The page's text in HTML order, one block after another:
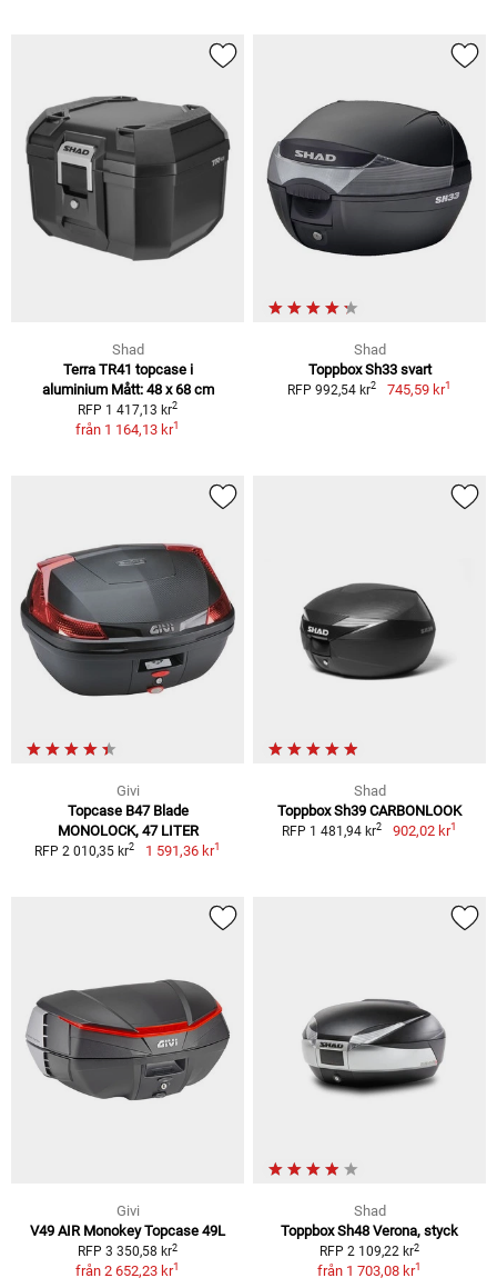
Shad
Terra TR41 topcase i
aluminium Mått: 48 x 68 cm
RFP 1 417,13 kr2
från 1 164,13 kr1
Shad
Toppbox Sh33 svart
RFP 992,54 kr2 745,59 kr1
Givi
Topcase B47 Blade
MONOLOCK, 47 LITER
RFP 2 010,35 kr2 1 591,36 kr1
Shad
Toppbox Sh39 CARBONLOOK
RFP 1 481,94 kr2 902,02 kr1
Givi
V49 AIR Monokey Topcase 49L
RFP 3 350,58 kr2
från 2 652,23 kr1
Shad
Toppbox Sh48 Verona, styck
RFP 2 109,22 kr2
från 1 703,08 kr1